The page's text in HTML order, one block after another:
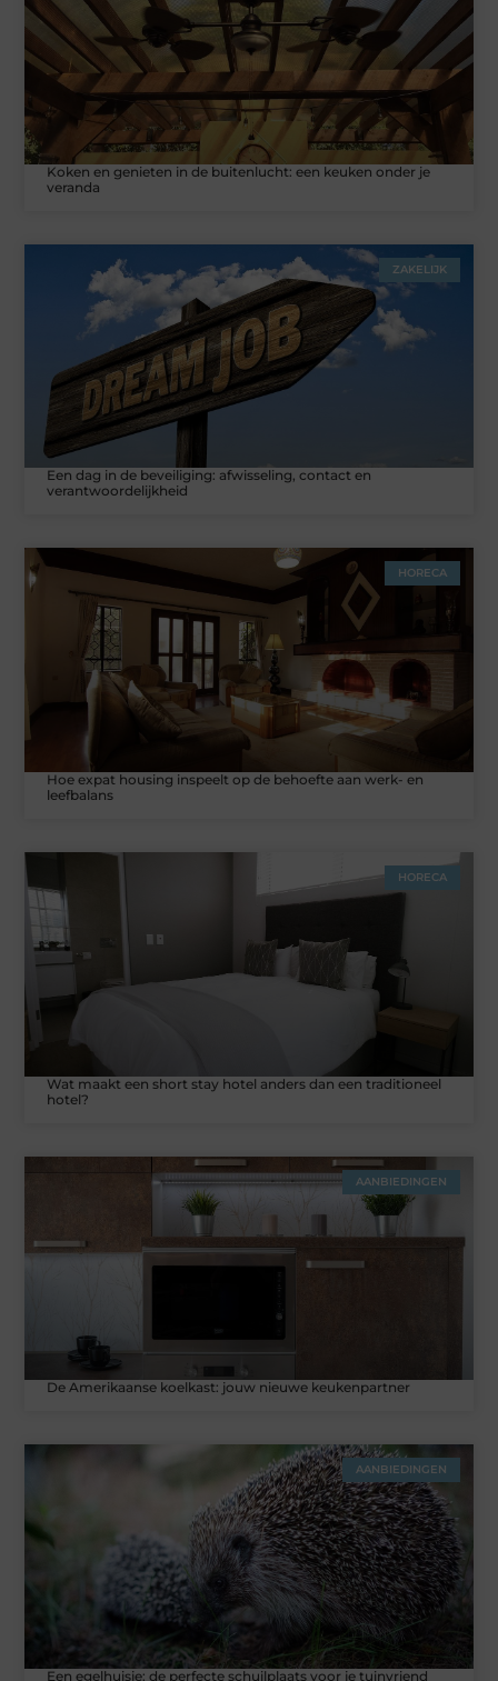
Koken en genieten in de buitenlucht: een keuken onder je
veranda
ZAKELIJK
Een dag in de beveiliging: afwisseling, contact en
verantwoordelijkheid
HORECA
Hoe expat housing inspeelt op de behoefte aan werk- en
leefbalans
HORECA
Wat maakt een short stay hotel anders dan een traditioneel
hotel?
AANBIEDINGEN
De Amerikaanse koelkast: jouw nieuwe keukenpartner
AANBIEDINGEN
Een egelhuisje: de perfecte schuilplaats voor je tuinvriend